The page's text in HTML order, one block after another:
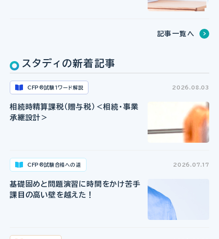
記事一覧へ
スタディの新着記事
CFP ®試験１ワード解説 2026.08.03
相続時精算課税（贈与税）＜相続・事業
承継設計＞
CFP ®試験合格への道 2026.07.17
基礎固めと問題演習に時間をかけ苦手
課目の高い壁を越えた！